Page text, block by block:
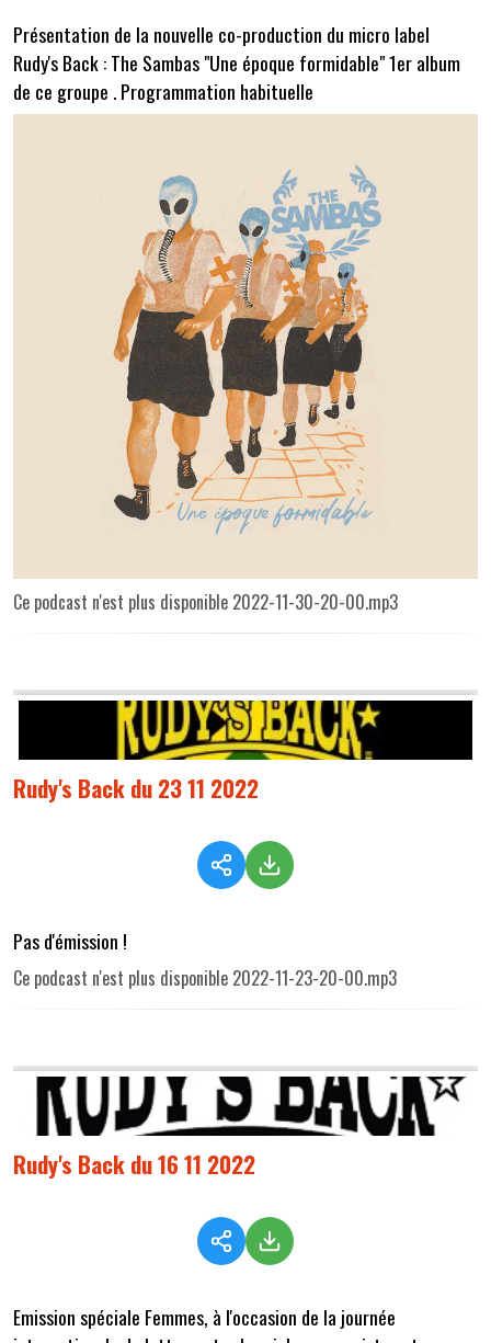
Présentation de la nouvelle co-production du micro label
Rudy's Back : The Sambas "Une époque formidable" 1er album
de ce groupe . Programmation habituelle
Ce podcast n'est plus disponible 2022-11-30-20-00.mp3
Rudy's Back du 23 11 2022
Pas d'émission !
Ce podcast n'est plus disponible 2022-11-23-20-00.mp3
Rudy's Back du 16 11 2022
Emission spéciale Femmes, à l'occasion de la journée